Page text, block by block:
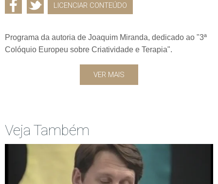
LICENCIAR CONTEÚDO
Programa da autoria de Joaquim Miranda, dedicado ao "3ª
Colóquio Europeu sobre Criatividade e Terapia".
VER MAIS
Veja Também